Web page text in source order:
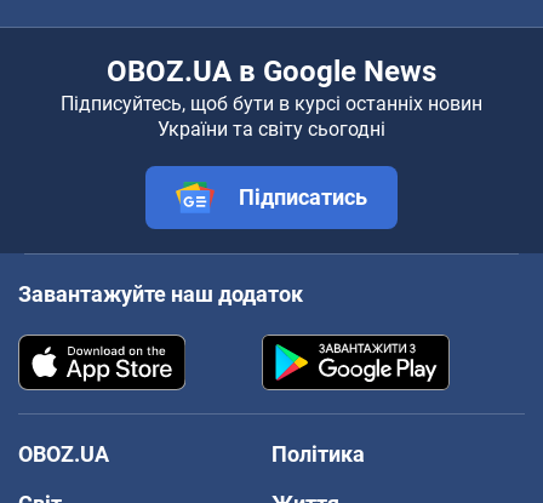
OBOZ.UA в Google News
Підписуйтесь, щоб бути в курсі останніх новин
України та світу сьогодні
Підписатись
Завантажуйте наш додаток
OBOZ.UA
Політика